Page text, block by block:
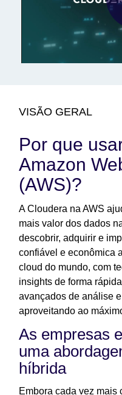
VISÃO GERAL
Por que
Amazon
(AWS)?
A Cloudera na AWS
mais valor dos dados
descobrir, adquirir e
confiável e econômica
cloud do mundo, com
insights de forma
avançados de análise
aproveitando ao
As empresas
uma
híbrida
Embora cada vez